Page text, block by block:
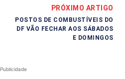
PRÓXIMO ARTIGO
POSTOS DE COMBUSTÍVEIS DO
DF VÃO FECHAR AOS SÁBADOS
E DOMINGOS
Publicidade